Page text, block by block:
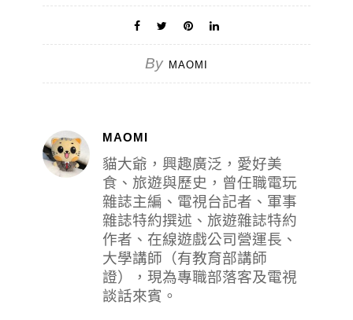
By MAOMI
MAOMI
貓大爺，興趣廣泛，愛好美
食、旅遊與歷史，曾任職電玩
雜誌主編、電視台記者、軍事
雜誌特約撰述、旅遊雜誌特約
作者、在線遊戲公司營運長、
大學講師（有教育部講師
證），現為專職部落客及電視
談話來賓。